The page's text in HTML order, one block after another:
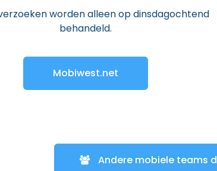
worden alleen op dinsdagochtend
behandeld.
Mobiwest.net
Andere mobiele teams